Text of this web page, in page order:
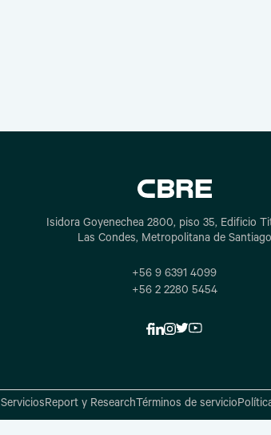
Isidora Goyenechea 2800, piso 35, Edificio
Las Condes, Metropolitana de Santiago
+56 9 6391 4099
+56 2 2280 5454
ServiciosReport y Research Términos de servicio